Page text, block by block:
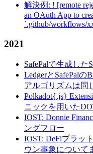
解決例: ! [remote
an OAuth App to
`.github/workflows/
2021
SafePalで生成した
LedgerとSafePalの
アルゴリズムは同
Polkadot{.js}
ニックを用いた
IOST: Donnie
ングフロー
IOST: DeFiプラッ
ウン事象について